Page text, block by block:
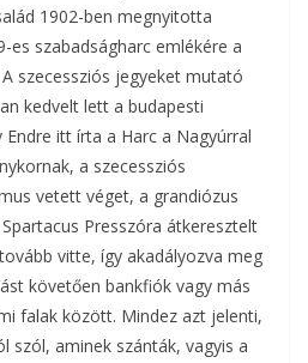
1902-ben megnyitotta
es szabadságharc emlékére a
szecessziós jegyeket mutató
kedvelt lett a budapesti
itt írta a Harc a Nagyúrral
a szecessziós
vetett véget, a grandiózus
Presszóra átkeresztelt
vitte, így akadályozva meg
követően bankfiók vagy más
falak között. Mindez azt jelenti,
szól, aminek szánták, vagyis a